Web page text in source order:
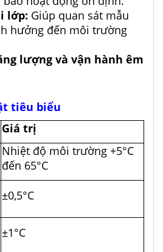
lớp: Giúp quan sát mẫu
hưởng đến môi trường
lượng và vận hành êm
tiêu biểu
Giá trị
Nhiệt độ môi trường +5°C
đến 65°C
±0,5°C
±1°C